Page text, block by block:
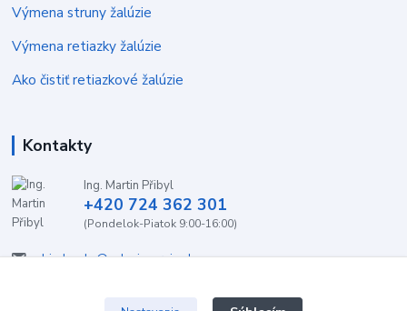
Výmena struny žalúzie
Výmena retiazky žalúzie
Ako čistiť retiazkové žalúzie
Kontakty
Ing. Martin Přibyl
+420 724 362 301
(Pondelok-Piatok 9:00-16:00)
objednavky@zaluzieservis.sk